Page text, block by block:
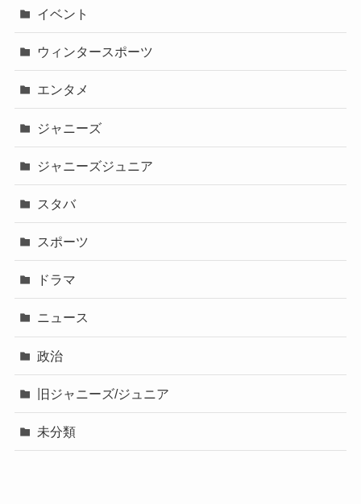
イベント
ウィンタースポーツ
エンタメ
ジャニーズ
ジャニーズジュニア
スタバ
スポーツ
ドラマ
ニュース
政治
旧ジャニーズ/ジュニア
未分類